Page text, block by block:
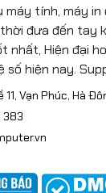
tính, máy in
đưa đến tay
nhất, Hiện đại
hiện nay.
11, Vạn Phúc, Hà
383